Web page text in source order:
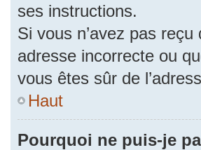
ses instructions.
Si vous n’avez pas
adresse incorrecte ou
vous êtes sûr de
Haut
Pourquoi ne puis-je